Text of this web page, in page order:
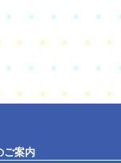
ご案内